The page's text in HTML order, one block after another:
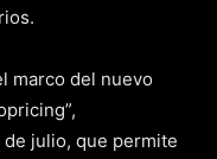
marco del nuevo
de julio, que permite